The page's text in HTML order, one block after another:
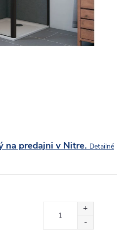
na predajni v Nitre. Detailné